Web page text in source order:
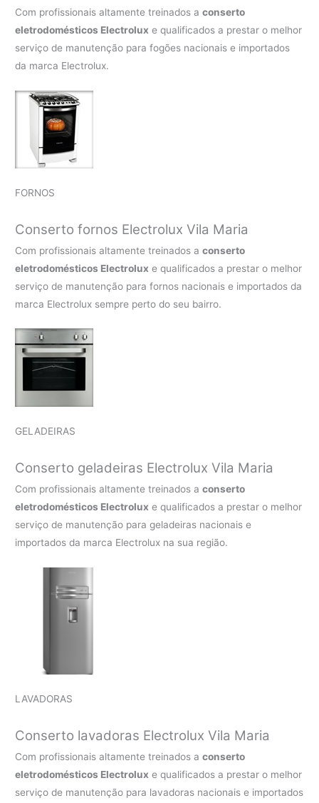
Com profissionais altamente treinados aconserto
eletrodomésticos Electrolux e qualificados a prestar o melhor
serviço de manutenção para fogões nacionais e importados
da marca Electrolux.
FORNOS
Conserto fornos Electrolux Vila Maria
Com profissionais altamente treinados aconserto
eletrodomésticos Electrolux e qualificados a prestar o melhor
serviço de manutenção para fornos nacionais e importados da
marca Electrolux sempre perto do seu bairro.
GELADEIRAS
Conserto geladeiras Electrolux Vila Maria
Com profissionais altamente treinados aconserto
eletrodomésticos Electrolux e qualificados a prestar o melhor
serviço de manutenção para geladeiras nacionais e
importados da marca Electrolux na sua região.
LAVADORAS
Conserto lavadoras ElectroluxVila Maria
Com profissionais altamente treinados aconserto
eletrodomésticos Electrolux e qualificados a prestar o melhor
serviço de manutenção para lavadoras nacionais e importados